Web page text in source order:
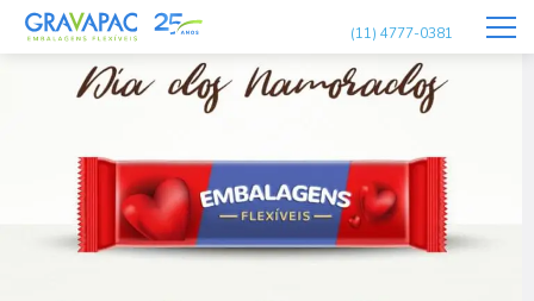
(11) 4777-0381